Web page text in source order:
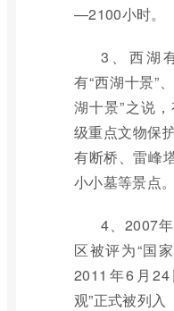
—2100小时。
3、西湖
有“西湖十景”
湖十景”之说
级重点文物保
有断桥、雷峰
小小墓等景点。
4、2007
区被评为“国
2011年6月
观”正式被列入